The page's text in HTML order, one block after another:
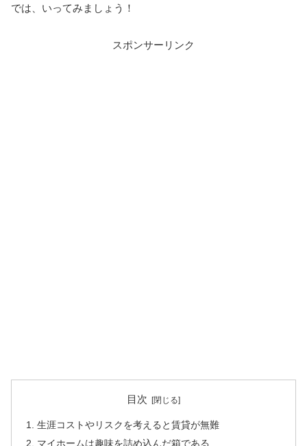
では、いってみましょう！
スポンサーリンク
目次
生涯コストやリスクを考えると賃貸が無難
マイホームは趣味を詰め込んだ箱である